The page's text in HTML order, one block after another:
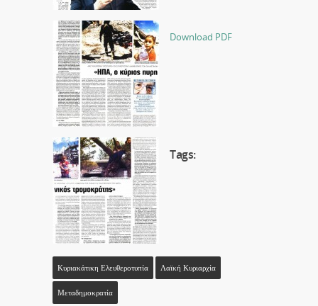
Download PDF
Tags:
Κυριακάτικη Ελευθεροτυπία Λαϊκή Κυριαρχία
Μεταδημοκρατία